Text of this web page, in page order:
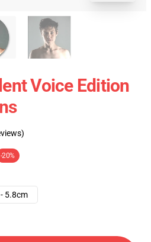
Voice Edition
-20%
5.8cm